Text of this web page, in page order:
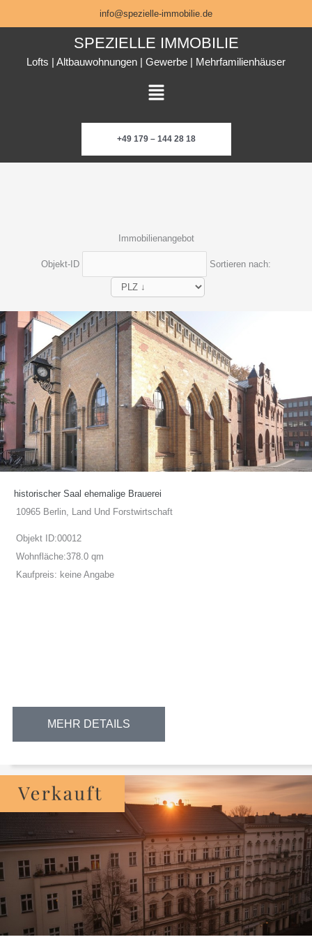
info@spezielle-immobilie.de
SPEZIELLE IMMOBILIE
Lofts | Altbauwohnungen | Gewerbe | Mehrfamilienhäuser
Menü
+49 179 – 144 28 18
Immobilienangebot
Objekt-ID Sortieren nach:
historischer Saal ehemalige Brauerei
10965 Berlin, Land Und Forstwirtschaft
Objekt ID:00012
Wohnfläche:378.0 qm
Kaufpreis: keine Angabe
MEHR DETAILS